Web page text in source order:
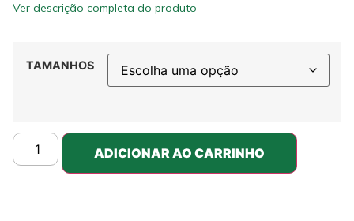
Ver descrição completa do produto
TAMANHOS
ADICIONAR AO CARRINHO